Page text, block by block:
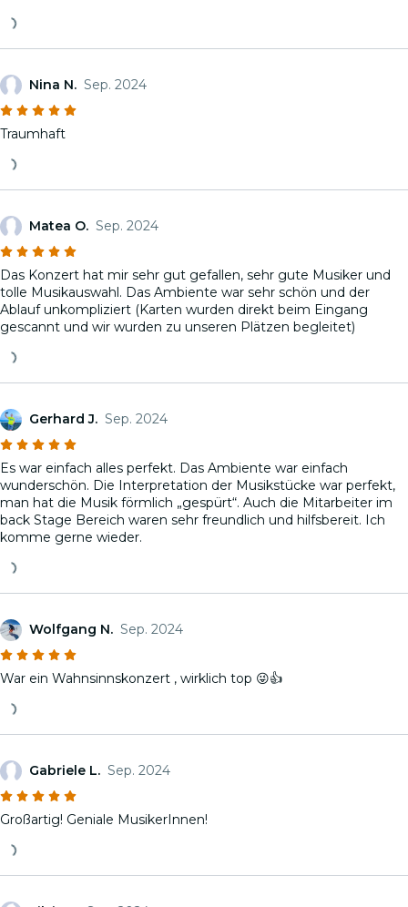
Nina N. Sep. 2024
Traumhaft
Matea O. Sep. 2024
Das Konzert hat mir sehr gut gefallen, sehr gute Musiker und
tolle Musikauswahl. Das Ambiente war sehr schön und der
Ablauf unkompliziert (Karten wurden direkt beim Eingang
gescannt und wir wurden zu unseren Plätzen begleitet)
Gerhard J. Sep. 2024
Es war einfach alles perfekt. Das Ambiente war einfach
wunderschön. Die Interpretation der Musikstücke war perfekt,
man hat die Musik förmlich „gespürt“. Auch die Mitarbeiter im
back Stage Bereich waren sehr freundlich und hilfsbereit. Ich
komme gerne wieder.
Wolfgang N. Sep. 2024
War ein Wahnsinnskonzert , wirklich top 😜👍
Gabriele L. Sep. 2024
Großartig! Geniale MusikerInnen!